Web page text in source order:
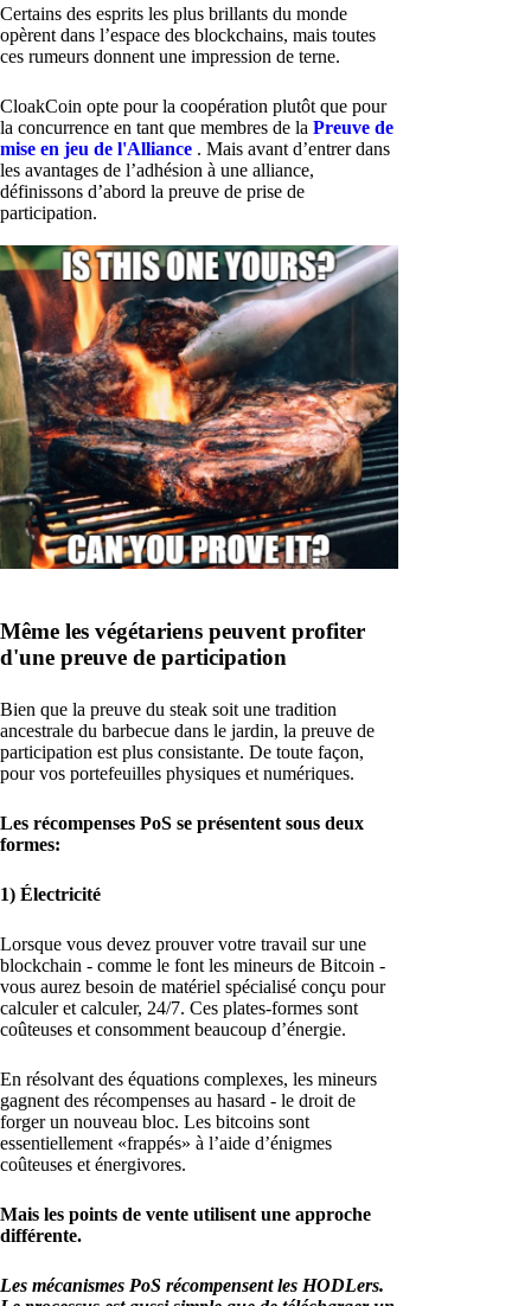
Certains des esprits les plus brillants du monde
opèrent dans l’espace des blockchains, mais toutes
ces rumeurs donnent une impression de terne.
CloakCoin opte pour la coopération plutôt que pour
la concurrence en tant que membres de la Preuve de
mise en jeu de l'Alliance . Mais avant d’entrer dans
les avantages de l’adhésion à une alliance,
définissons d’abord la preuve de prise de
participation.
Même les végétariens peuvent profiter
d'une preuve de participation
Bien que la preuve du steak soit une tradition
ancestrale du barbecue dans le jardin, la preuve de
participation est plus consistante. De toute façon,
pour vos portefeuilles physiques et numériques.
Les récompenses PoS se présentent sous deux
formes:
1) Électricité
Lorsque vous devez prouver votre travail sur une
blockchain - comme le font les mineurs de Bitcoin -
vous aurez besoin de matériel spécialisé conçu pour
calculer et calculer, 24/7. Ces plates-formes sont
coûteuses et consomment beaucoup d’énergie.
En résolvant des équations complexes, les mineurs
gagnent des récompenses au hasard - le droit de
forger un nouveau bloc. Les bitcoins sont
essentiellement «frappés» à l’aide d’énigmes
coûteuses et énergivores.
Mais les points de vente utilisent une approche
différente.
Les mécanismes PoS récompensent les HODLers.